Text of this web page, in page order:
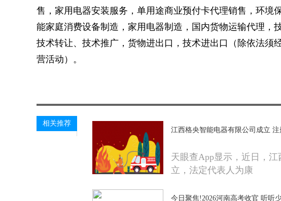
售，家用电器安装服务，单用途商业预付卡代理销售，环境
能家庭消费设备制造，家用电器制造，国内货物运输代理，
技术转让、技术推广，货物进出口，技术进出口（除依法须
营活动）。
相关推荐
江西格央智能电器有限公司成立
天眼查App显示，近日，
立，法定代表人为康
今日聚焦!2026河南高考收官 听听